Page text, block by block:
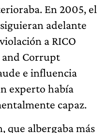
En 2005, el
adelante
a RICO
and Corrupt
e influencia
experto había
capaz.
que albergaba más